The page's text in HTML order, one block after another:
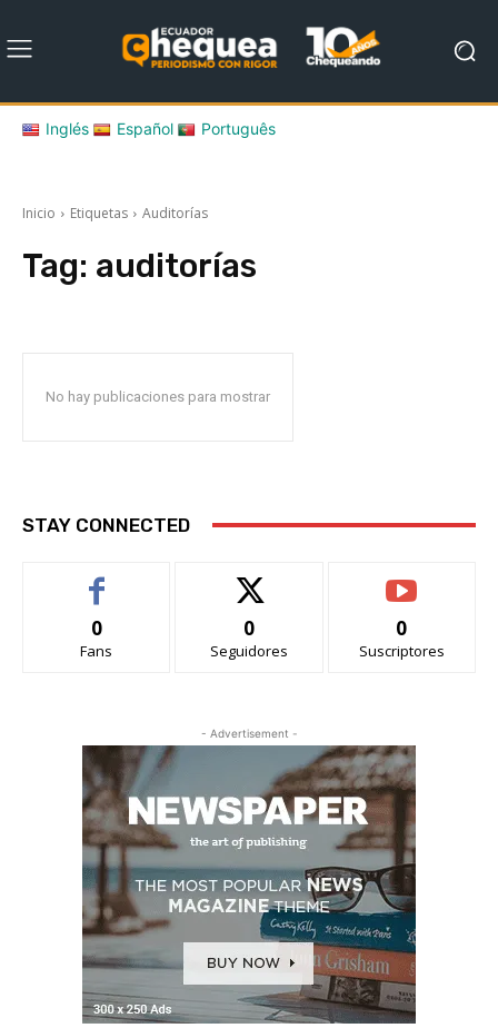
Inglés Español Português
Inicio Etiquetas Auditorías
Tag: auditorías
No hay publicaciones para mostrar
STAY CONNECTED
0
Fans
0
Seguidores
0
Suscriptores
- Advertisement -